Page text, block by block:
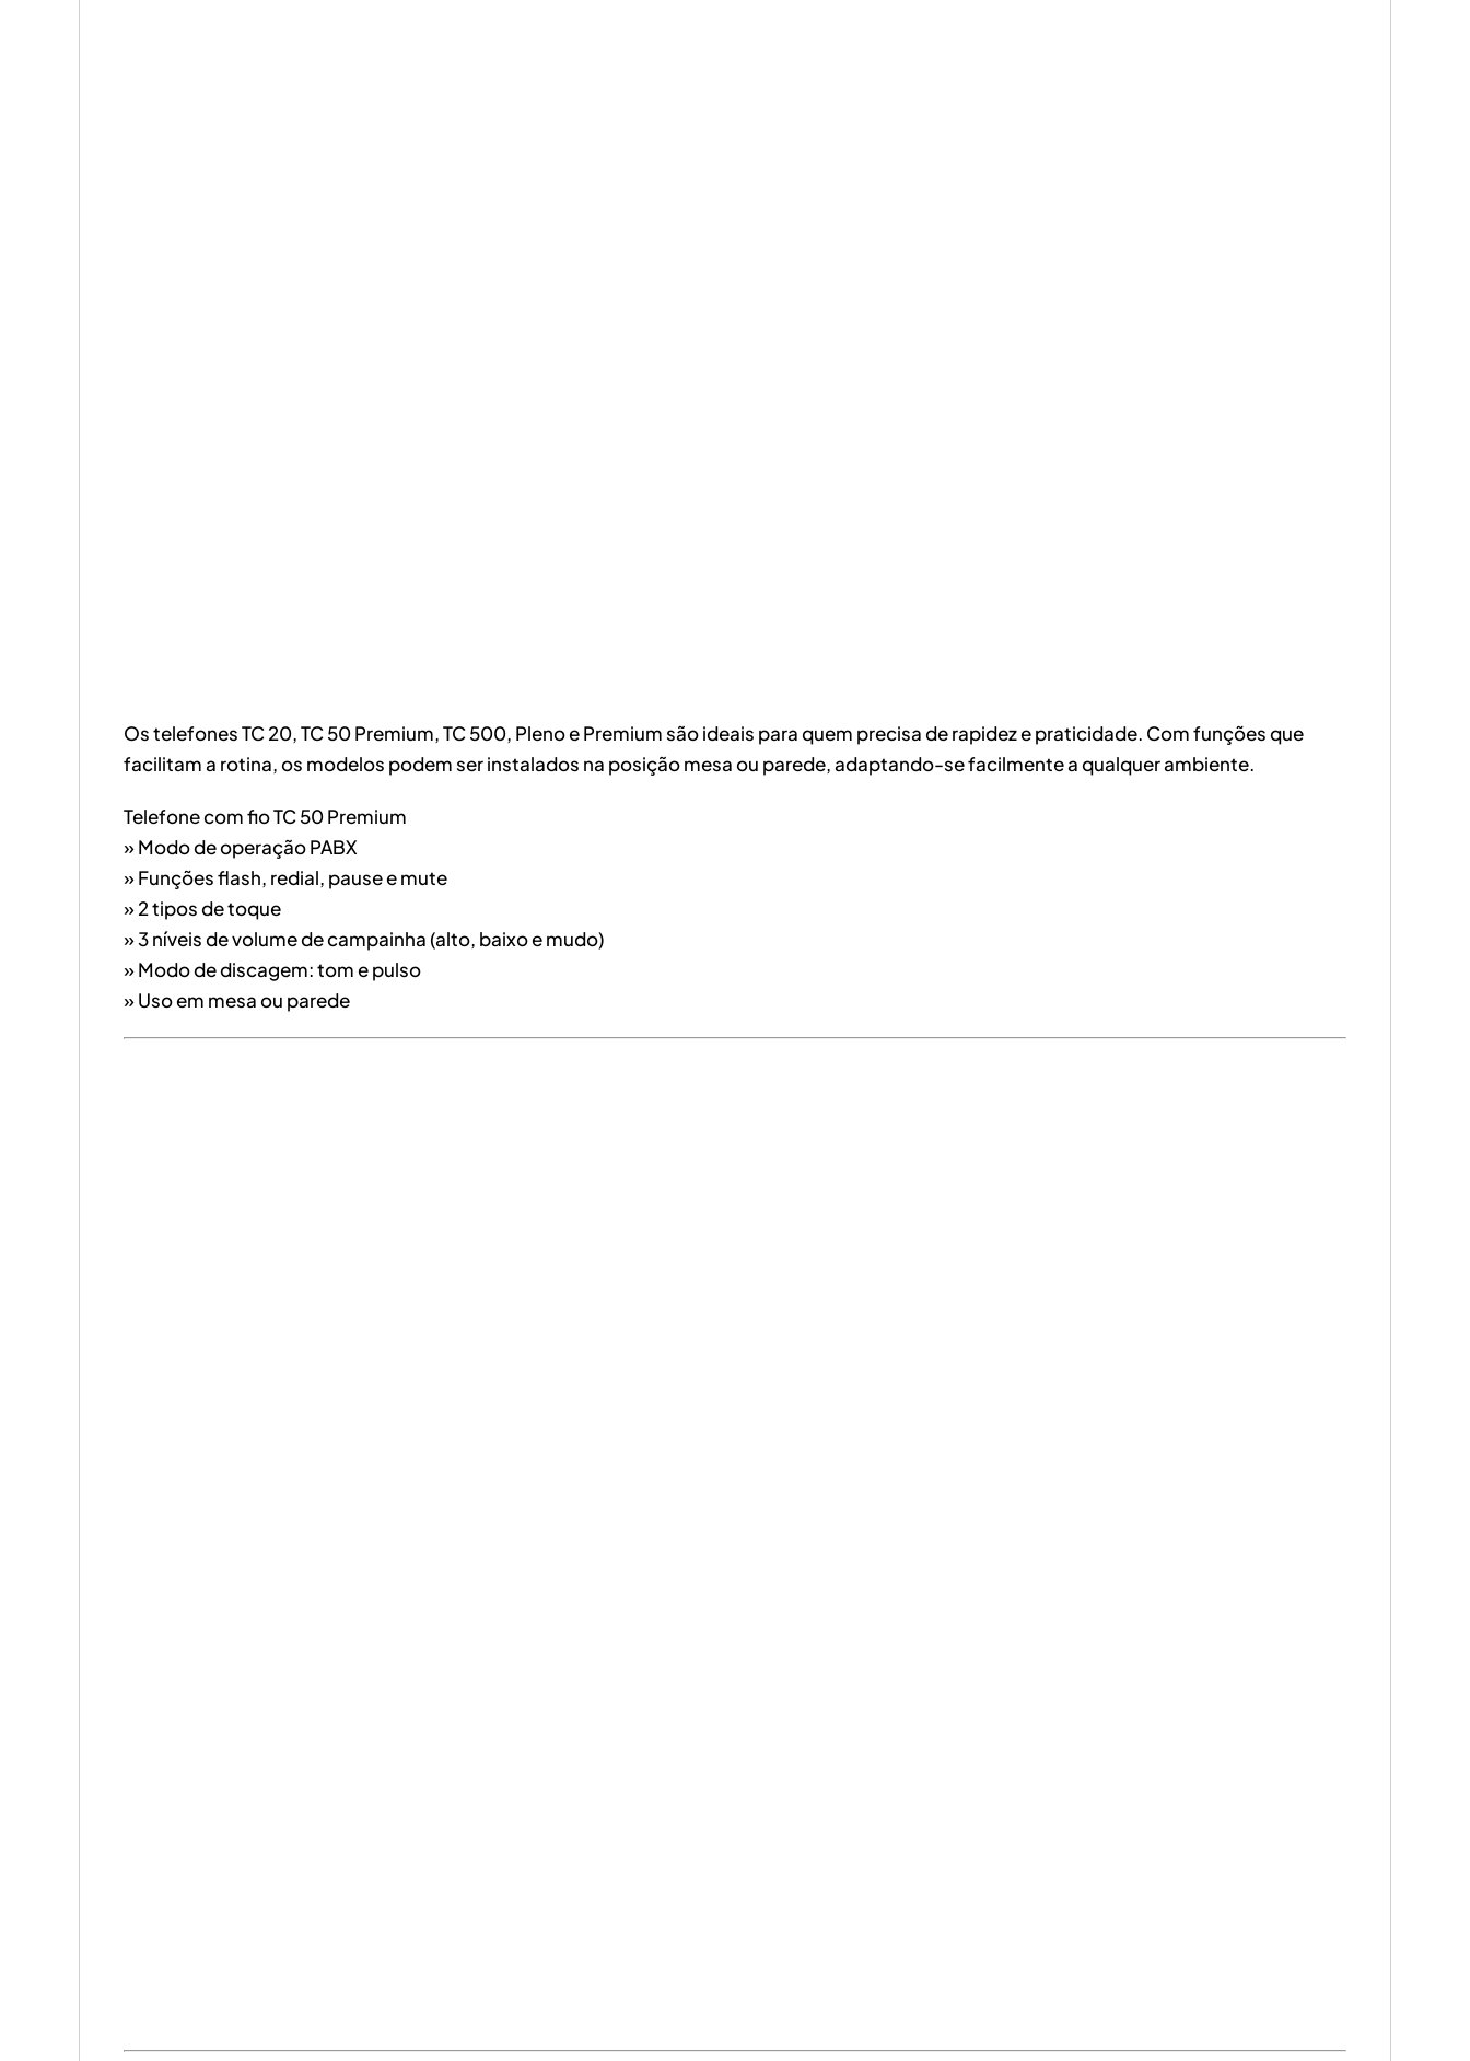
Os telefones TC 20, TC 50 Premium, TC 500, Pleno e Premium são ideais para quem precisa de rapidez e praticidade. Com funções que
facilitam a rotina, os modelos podem ser instalados na posição mesa ou parede, adaptando-se facilmente a qualquer ambiente.
Telefone com fio TC 50 Premium
» Modo de operação PABX
» Funções flash, redial, pause e mute
» 2 tipos de toque
» 3 níveis de volume de campainha (alto, baixo e mudo)
» Modo de discagem: tom e pulso
» Uso em mesa ou parede